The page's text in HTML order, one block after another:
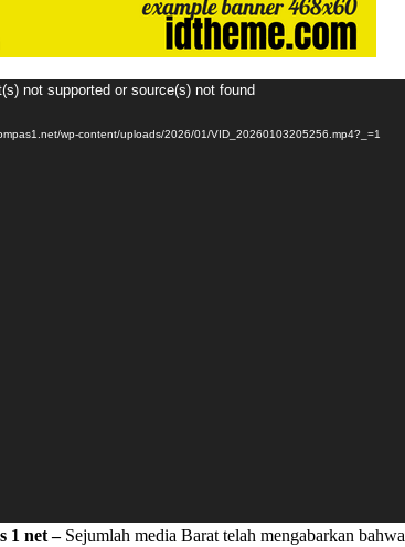
not supported or source(s) not found
wp-content/uploads/2026/01/VID_20260103205256.mp4?_=1
1 net –Sejumlah media Barat telah mengabarkan bahwa